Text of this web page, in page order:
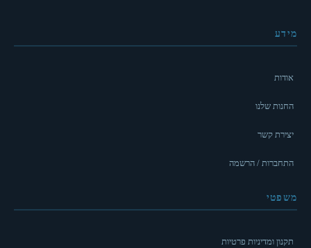
מידע
אודות
החנות שלנו
יצירת קשר
התחברות / הרשמה
משפטי
תקנון ומדיניות פרטיות